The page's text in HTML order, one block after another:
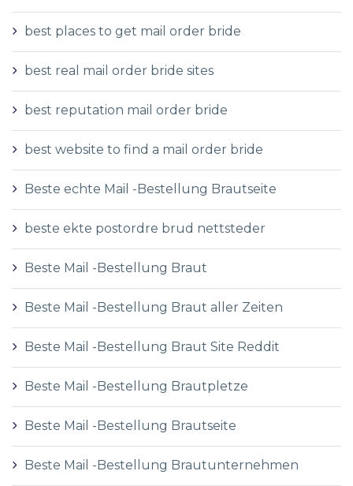
best places to get mail order bride
best real mail order bride sites
best reputation mail order bride
best website to find a mail order bride
Beste echte Mail -Bestellung Brautseite
beste ekte postordre brud nettsteder
Beste Mail -Bestellung Braut
Beste Mail -Bestellung Braut aller Zeiten
Beste Mail -Bestellung Braut Site Reddit
Beste Mail -Bestellung Brautpletze
Beste Mail -Bestellung Brautseite
Beste Mail -Bestellung Brautunternehmen